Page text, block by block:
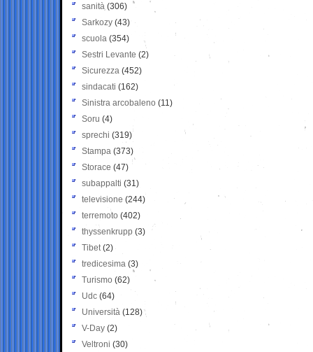
sanità (306)
Sarkozy (43)
scuola (354)
Sestri Levante (2)
Sicurezza (452)
sindacati (162)
Sinistra arcobaleno (11)
Soru (4)
sprechi (319)
Stampa (373)
Storace (47)
subappalti (31)
televisione(244)
terremoto (402)
thyssenkrupp (3)
Tibet(2)
tredicesima (3)
Turismo (62)
Udc (64)
Università (128)
V-Day (2)
Veltroni (30)